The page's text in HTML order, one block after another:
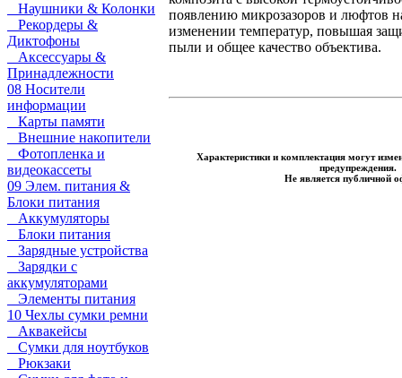
Наушники & Колонки
Рекордеры &
Диктофоны
Аксессуары &
Принадлежности
08 Носители
информации
Карты памяти
Внешние накопители
Фотопленка и
видеокассеты
09 Элем. питания &
Блоки питания
Аккумуляторы
Блоки питания
Зарядные устройства
Зарядки с
аккумуляторами
Элементы питания
10 Чехлы сумки ремни
Аквакейсы
Сумки для ноутбуков
Рюкзаки
появлению микрозазоров и люфтов
изменении температур, повышая
пыли и общее качество объектива.
Характеристики и комплектация могут
предупреждения.
Не является публичной